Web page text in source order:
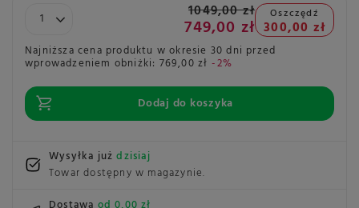
1049,00 zł
749,00 zł
Oszczędź
300,00 zł
Najniższa cena produktu w okresie 30 dni przed
wprowadzeniem obniżki: 769,00 zł -2%
Dodaj do koszyka
Wysyłka jużdzisiaj
Towar dostępny w magazynie